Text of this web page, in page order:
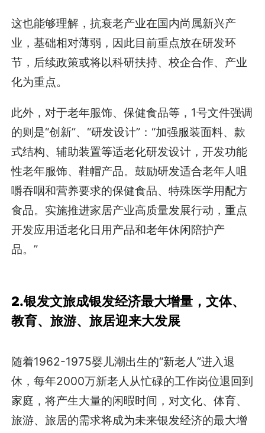
这也能够理解，抗衰老产业在国内尚属新兴产
业，基础相对薄弱，因此目前重点放在研发环
节，后续政策或将以科研扶持、校企合作、产业
化为重点。
此外，对于老年服饰、保健食品等，1号文件强调
的则是“创新”、“研发设计”：“加强服装面料、款
式结构、辅助装置等适老化研发设计，开发功能
性老年服饰、鞋帽产品。鼓励研发适合老年人咀
嚼吞咽和营养要求的保健食品、特殊医学用配方
食品。实施推进家居产业高质量发展行动，重点
开发应用适老化日用产品和老年休闲陪护产
品。”
2.银发文旅成银发经济最大增量，文体、
教育、旅游、旅居迎来大发展
随着1962-1975婴儿潮出生的“新老人”进入退
休，每年2000万新老人从忙碌的工作岗位退回到
家庭，将产生大量的闲暇时间，对文化、体育、
旅游、旅居的需求将成为未来银发经济的最大增